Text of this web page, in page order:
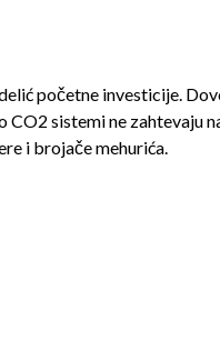
početne investicije.
sistemi ne zahtevaju
i brojače mehurića.